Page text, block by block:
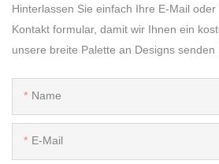
Hinterlassen Sie einfach Ihre E-Mail
Kontakt formular, damit wir Ihnen ein
unsere breite Palette an Designs senden
Name
E-Mail